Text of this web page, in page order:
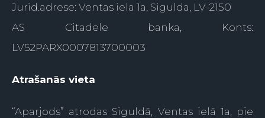
Jurid.adrese: Ventas iela 1a, Sigulda, LV-2150
AS Citadele banka, Konts:
LV52PARX0007813700003
Atrašanās vieta
“Aparjods” atrodas Siguldā, Ventas ielā 1a, pie